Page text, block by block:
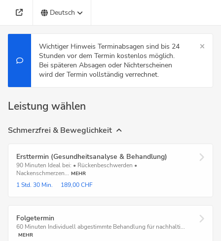
Deutsch
Wichtiger Hinweis Terminabsagen sind bis 24
Stunden vor dem Termin kostenlos möglich.
Bei späteren Absagen oder Nichterscheinen
wird der Termin vollständig verrechnet.
Leistung wählen
Schmerzfrei & Beweglichkeit
Ersttermin (Gesundheitsanalyse & Behandlung)
90 Minuten Ideal bei: • Rückenbeschwerden •
Nackenschmerzen... MEHR
1 Std. 30 Min. 189,00 CHF
Folgetermin
60 Minuten Individuell abgestimmte Behandlung für nachhalti...
MEHR